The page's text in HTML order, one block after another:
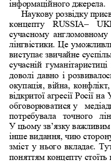
інформаційного джерела.
Наукову розвідку
концепту  RUSSIA–
сучасному  англомовному
лінгвістики. Це
виступає звичайне
сучасній  гуманітаристиці
доволі давно і
окупація, війна,
відкритої агресії Росії
обговорюватися у
потребувала  точного
У цьому зв’язку важливим
інше видання, чию
зміст у нього вкладає.
поняттям концепту